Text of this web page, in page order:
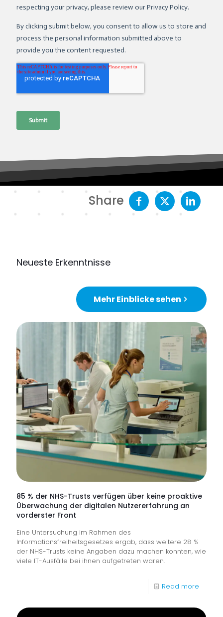
Share
Neueste Erkenntnisse
Mehr Einblicke sehen
85 % der NHS-Trusts verfügen über keine proaktive
Überwachung der digitalen Nutzererfahrung an
vorderster Front
Eine Untersuchung im Rahmen des
Informationsfreiheitsgesetzes ergab, dass weitere 28 %
der NHS-Trusts keine Angaben dazu machen konnten, wie
viele IT-Ausfälle bei ihnen aufgetreten waren.
Read more